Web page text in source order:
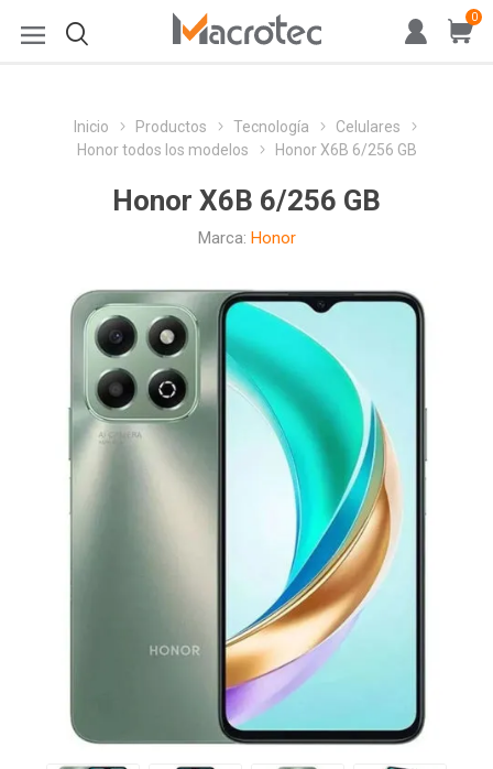
0
Inicio Productos Tecnología
Celulares
Honor todos los modelos
Honor X6B 6/256 GB
Honor X6B 6/256 GB
Marca: Honor